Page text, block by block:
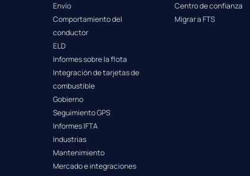
Envío
Comportamiento del
conductor
ELD
Informes sobre la flota
Integración de tarjetas de
combustible
Gobierno
Seguimiento GPS
Informes IFTA
Industrias
Mantenimiento
Mercado e integraciones
Centro de confianza
Migrar a FTS